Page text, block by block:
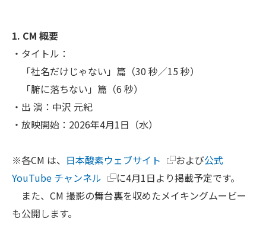
1. CM 概要
・タイトル：
「社名だけじゃない」篇（30 秒／15 秒）
「腑に落ちない」篇（6 秒）
・出 演：中沢 元紀
・放映開始：2026年4月1日（水）
※各CM は、 日本酸素ウェブサイト および公式
YouTube チャンネル
に4月1日より掲載予定です。
また、CM 撮影の舞台裏を収めたメイキングムービー
も公開します。